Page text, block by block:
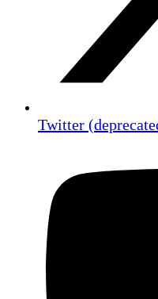
Twitter